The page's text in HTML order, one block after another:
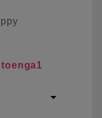
toenga1
arrow_drop_down